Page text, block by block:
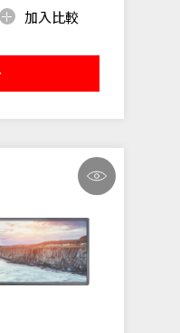
加入比較